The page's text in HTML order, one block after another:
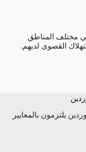
في مختلف المناطق
القصوى لديهم.
يلتزمون بالمعايير